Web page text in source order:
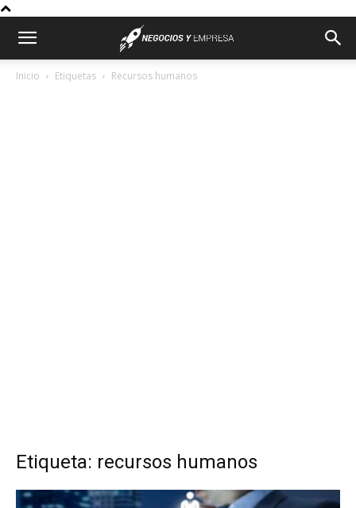
Inicio Etiquetas Recursos humanos
Etiqueta: recursos humanos